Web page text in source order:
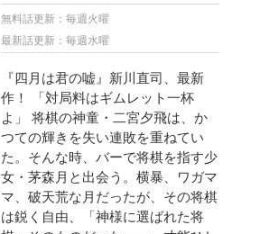
無料話更新：毎週火曜
最新話更新：毎週水曜
『四月は君の嘘』新川直司、最新
作！ 「対局料はギムレット一杯
よ」 将棋の神童・二宮夕飛は、か
つての輝きを失い連敗を重ねてい
た。そんな時、バーで将棋を指す少
女・茅森月と出会う。横暴、ワガマ
マ、破天荒な月だったが、その将棋
は鋭く自由、「神様に選ばれた将